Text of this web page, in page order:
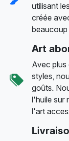
utilisant
créée
beaucoup
Art
Avec plus
styles,
goûts.
l'huile sur
l'art